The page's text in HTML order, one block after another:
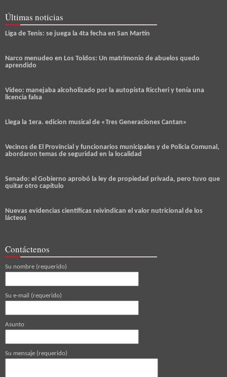
Últimas noticias
Liga de Tenis: se juega la 4ta fecha en San Martín
Narco menudeo en Los Toldos: Un matrimonio de abuelos quedo
aprendido
Video: manejaba alcoholizado por la autopista Riccheri y tenía una
licencia falsa
Llega la 1era. edicion musical de «Tres Generaciones Cantan»
Vecinos de El Provincial y funcionarios municipales y de Policia Comunal,
abordaron temas de seguridad en la localidad
Senado: el Gobierno aprobó la ley de propiedad privada, pero tuvo que
quitar otro capítulo
Nuevas evidencias científicas reivindican el valor nutricional de los
lácteos
Contáctenos
Su nombre (requerido)
Su e-mail (requerido)
Asunto
Su mensaje (requerido)